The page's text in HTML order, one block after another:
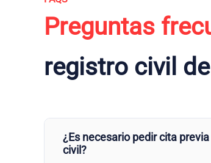
Preguntas
registro civil
¿Es necesario pedir cita
civil?